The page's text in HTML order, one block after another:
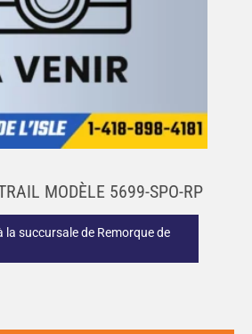
MODÈLE 5699-SPO-RP
la succursale de Remorque de